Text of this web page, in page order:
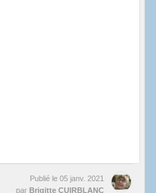
Publié le 05 janv. 2021
par Brigitte CUIRBLANC